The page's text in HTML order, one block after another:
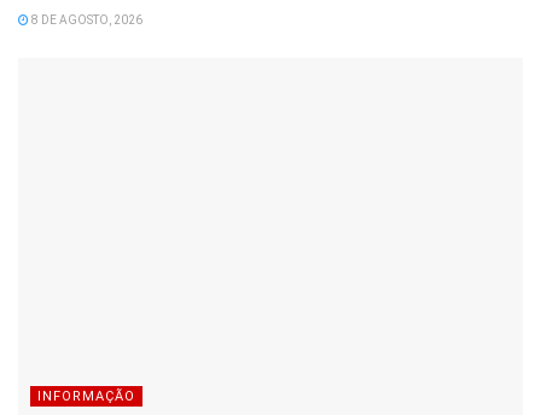
8 DE AGOSTO, 2026
INFORMAÇÃO